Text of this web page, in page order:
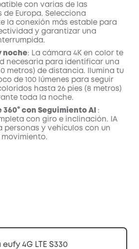
con varias de las
de Europa. Selecciona
la conexión más estable para
y garantizar una
noche: La cámara 4K en color te
necesaria para identificar una
metros) de distancia. Ilumina tu
de 100 lúmenes para seguir
hasta 26 pies (8 metros)
toda la noche.
con Seguimiento AI :
con giro e inclinación.
IA
personas y vehículos con un
4G LTE S330